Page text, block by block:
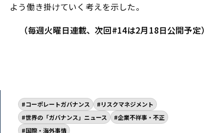
よう働き掛けていく考えを示した。
（毎週火曜日連載、次回#14は2月18日公開予定）
コーポレートガバナンス
リスクマネジメント
世界の「ガバナンス」ニュース
企業不祥事・不正
国際・海外事情